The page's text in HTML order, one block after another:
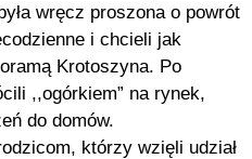
wręcz proszona o powrót
i chcieli jak
Krotoszyna. Po
,,ogórkiem” na rynek,
do domów.
którzy wzięli udział